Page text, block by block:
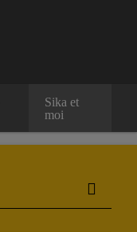
Sika et
moi